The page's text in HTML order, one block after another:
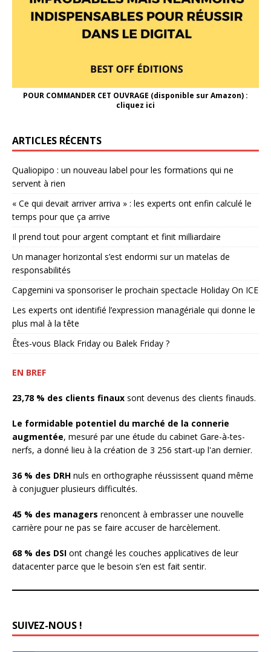
POUR COMMANDER CET OUVRAGE (disponible sur Amazon) :
cliquez ici
ARTICLES RÉCENTS
Qualiopipo : un nouveau label pour les formations qui ne
servent à rien
« Ce qui devait arriver arriva » : les experts ont enfin calculé le
temps pour que ça arrive
Il prend tout pour argent comptant et finit milliardaire
Un manager horizontal s’est endormi sur un matelas de
responsabilités
Capgemini va sponsoriser le prochain spectacle Holiday On ICE
Les experts ont identifié l’expression managériale qui donne le
plus mal à la tête
Êtes-vous Black Friday ou Balek Friday ?
EN BREF
23,78 % des clients finaux sont devenus des clients finauds.
Le formidable potentiel du marché de la connerie
augmentée, mesuré par une étude du cabinet Gare-à-tes-
nerfs, a donné lieu à la création de 3 256 start-up l'an dernier.
36 % des DRH nuls en orthographe réussissent quand même
à conjuguer plusieurs difficultés.
45 % des managers renoncent à embrasser une nouvelle
carrière pour ne pas se faire accuser de harcèlement.
68 % des DSI ont changé les couches applicatives de leur
datacenter parce que le besoin s’en est fait sentir.
SUIVEZ-NOUS !